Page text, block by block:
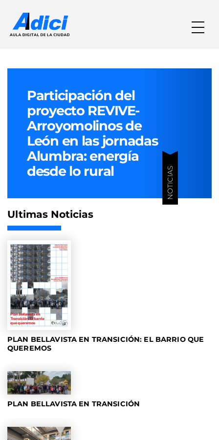
Participación del
proyecto REVIVE-
Arroyomolinos de
León en las jornadas
Alumbra: energía
desde lo rural
NOTICIAS
Ultimas Noticias
PLAN BELLAVISTA EN TRANSICIÓN: EL BARRIO QUE
QUEREMOS
PLAN BELLAVISTA EN TRANSICIÓN